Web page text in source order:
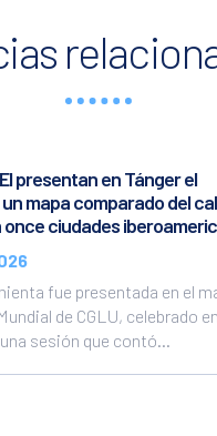
presentan en Tánger el
un mapa comparado del
once ciudades
fue presentada en el
de CGLU, celebrado en
sesión que contó...